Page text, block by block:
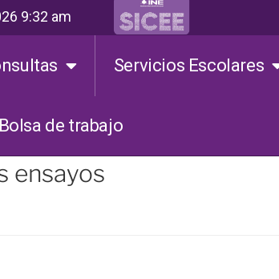
9:32 am
Servicios Escolares
Bolsa de trabajo
ensayos